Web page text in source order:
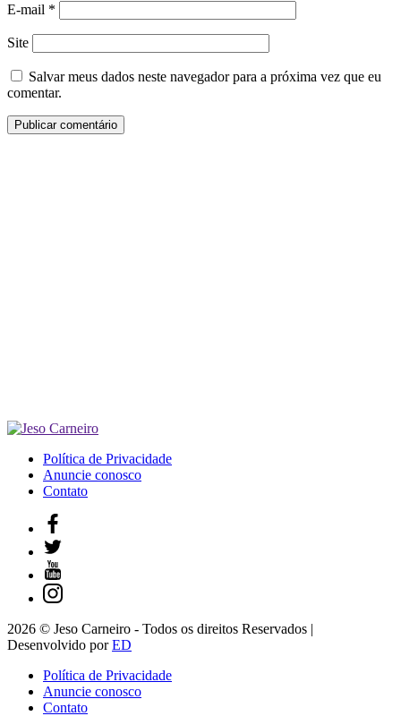
E-mail *
Site
Salvar meus dados neste navegador para a próxima vez que eu
comentar.
Política de Privacidade
Anuncie conosco
Contato
2026 © Jeso Carneiro - Todos os direitos Reservados |
Desenvolvido porED
Política de Privacidade
Anuncie conosco
Contato